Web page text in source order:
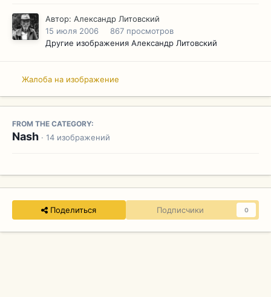
Автор: Александр Литовский
15 июля 2006
867 просмотров
Другие изображения Александр Литовский
Жалоба на изображение
FROM THE CATEGORY:
Nash · 14 изображений
Поделиться Подписчики 0